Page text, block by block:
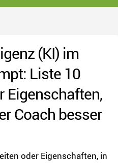
(KI) im
Liste 10
Eigenschaften,
Coach besser
oder Eigenschaften, in